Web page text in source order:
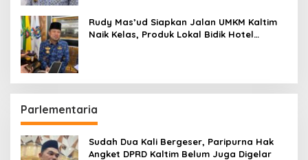
Rudy Mas’ud Siapkan Jalan UMKM Kaltim
Naik Kelas, Produk Lokal Bidik Hotel
Parlementaria
Sudah Dua Kali Bergeser, Paripurna Hak
Angket DPRD Kaltim Belum Juga Digelar